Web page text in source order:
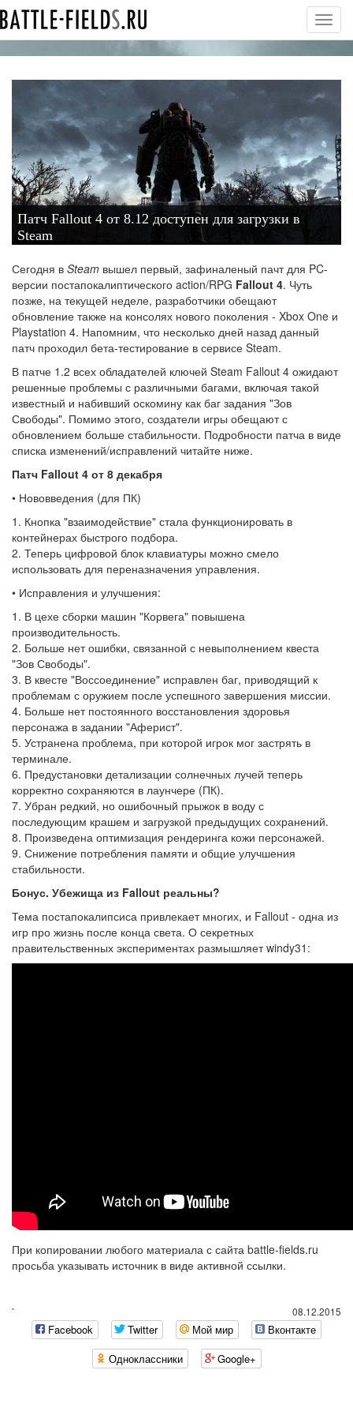
Патч Fallout 4 от 8.12 доступен для загрузки в
Steam
Сегодня в Steam вышел первый, зафиналеный пачт для PC-
версии постапокалиптического action/RPG Fallout 4. Чуть
позже, на текущей неделе, разработчики обещают
обновление также на консолях нового поколения - Xbox One и
Playstation 4. Напомним, что несколько дней назад данный
патч проходил бета-тестирование в сервисе Steam.
В патче 1.2 всех обладателей ключей Steam Fallout 4 ожидают
решенные проблемы с различными багами, включая такой
известный и набивший оскомину как баг задания "Зов
Свободы". Помимо этого, создатели игры обещают с
обновлением больше стабильности. Подробности патча в виде
списка изменений/исправлений читайте ниже.
Патч Fallout 4 от 8 декабря
• Нововведения (для ПК)
1. Кнопка "взаимодействие" стала функционировать в
контейнерах быстрого подбора.
2. Теперь цифровой блок клавиатуры можно смело
использовать для переназначения управления.
• Исправления и улучшения:
1. В цехе сборки машин "Корвега" повышена
производительность.
2. Больше нет ошибки, связанной с невыполнением квеста
"Зов Свободы".
3. В квесте "Воссоединение" исправлен баг, приводящий к
проблемам с оружием после успешного завершения миссии.
4. Больше нет постоянного восстановления здоровья
персонажа в задании "Аферист".
5. Устранена проблема, при которой игрок мог застрять в
терминале.
6. Предустановки детализации солнечных лучей теперь
корректно сохраняются в лаунчере (ПК).
7. Убран редкий, но ошибочный прыжок в воду с
последующим крашем и загрузкой предыдущих сохранений.
8. Произведена оптимизация рендеринга кожи персонажей.
9. Снижение потребления памяти и общие улучшения
стабильности.
Бонус. Убежища из Fallout реальны?
Тема постапокалипсиса привлекает многих, и Fallout - одна из
игр про жизнь после конца света. О секретных
правительственных экспериментах размышляет windy31:
При копировании любого материала с сайта battle-fields.ru
просьба указывать источник в виде активной ссылки.
08.12.2015
`
Facebook Twitter Мой мир
Вконтакте
Одноклассники
Google+